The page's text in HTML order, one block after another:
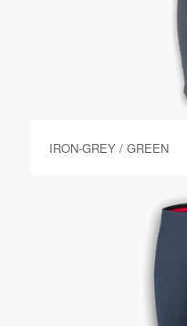
IRON-GREY / GREEN